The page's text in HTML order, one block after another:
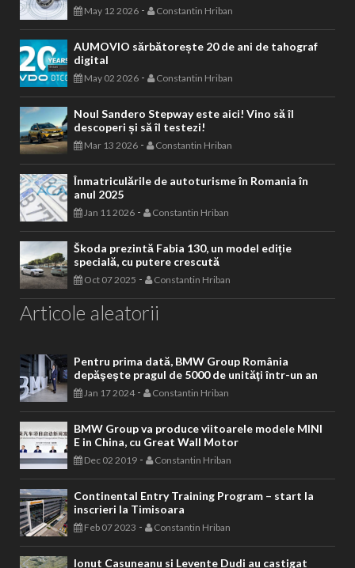
May 12 2026 - Constantin Hriban
AUMOVIO sărbătorește 20 de ani de tahograf
digital
May 02 2026 - Constantin Hriban
Noul Sandero Stepway este aici! Vino să îl
descoperi și să îl testezi!
Mar 13 2026 - Constantin Hriban
Înmatriculările de autoturisme în Romania în
anul 2025
Jan 11 2026 - Constantin Hriban
Škoda prezintă Fabia 130, un model ediție
specială, cu putere crescută
Oct 07 2025 - Constantin Hriban
Articole aleatorii
Pentru prima dată, BMW Group România
depăşeşte pragul de 5000 de unităţi într-un an
Jan 17 2024- Constantin Hriban
BMW Group va produce viitoarele modele MINI
E in China, cu Great Wall Motor
Dec 02 2019 - Constantin Hriban
Continental Entry Training Program – start la
inscrieri la Timisoara
Feb 07 2023 - Constantin Hriban
Ionut Casuneanu si Levente Dudi au castigat